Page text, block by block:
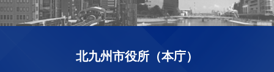
北九州市役所（本庁）